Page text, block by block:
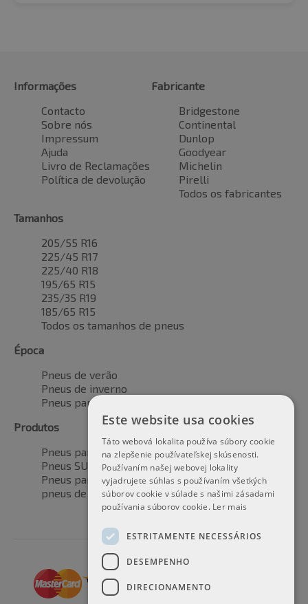
Informações
Contacto
Sobre nós
Impressum
Ajuda
Livro de Reclamações
Política de devolução
Fabricante
Bridgestone
Continental
Dunlop
Goodyear
Michelin
Pirelli
Todos os fabricantes
Tamanhos
205/55 R16
225/45 R17
225/40 R18
195/65 R15
235/35 R19
185/65 R15
Todos os tamanhos de pneus
Época
Pneus de verão
Pneus de inverno
Pneus para todas as estações
Produtos
Pneus para automóveis
Pneus SUV / 4x4
Pneus para veículos de transporte
pneus de motocicleta
Este website usa cookies
Táto webová lokalita používa súbory cookie
na zlepšenie používateľskej skúsenosti.
Používaním našej webovej lokality
vyjadrujete súhlas s používaním všetkých
súborov cookie v súlade s našimi zásadami
používania súborov cookie. Ler mais
ESTRITAMENTE NECESSÁRIOS
DESEMPENHO
DIRECIONAMENTO